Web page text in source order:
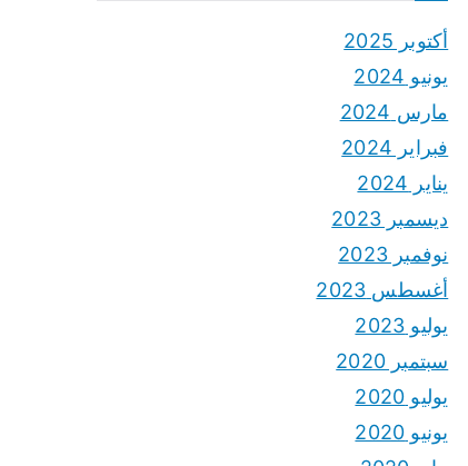
أكتوبر 2025
يونيو 2024
مارس 2024
فبراير 2024
يناير 2024
ديسمبر 2023
نوفمبر 2023
أغسطس 2023
يوليو 2023
سبتمبر 2020
يوليو 2020
يونيو 2020